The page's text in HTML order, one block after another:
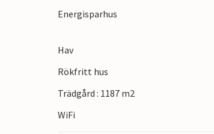
familjen!
Energisparhus
Hav
Rökfritt hus
Trädgård : 1187 m2
WiFi